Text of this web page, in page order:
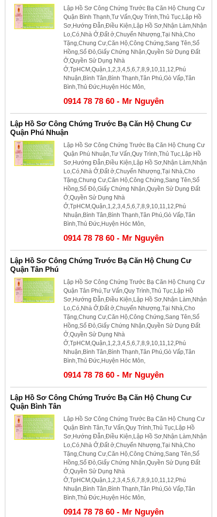
Lập Hồ Sơ Công Chứng Trước Bạ Căn Hộ Chung Cư
Quận Bình Thạnh,Tư Vấn,Quy Trình,Thủ Tục,Lập Hồ
Sơ,Hướng Đẫn,Điều Kiện,Lập Hồ Sơ,Nhận Làm,Nhận
Lo,Có,Nhà Ở,Đất ở,Chuyển Nhượng,Tại Nhà,Cho
Tặng,Chung Cư,Căn Hộ,Công Chứng,Sang Tên,Sổ
Hồng,Sổ Đỏ,Giấy Chứng Nhận,Quyền Sử Dụng Đất
Ở,Quyền Sử Dụng Nhà
Ở,TpHCM,Quận,1,2,3,4,5,6,7,8,9,10,11,12,Phú
Nhuận,Bình Tân,Bình Thạnh,Tân Phú,Gò Vấp,Tân
Bình,Thủ Đức,Huyện Hóc Môn,
0914 78 78 60 - Mr Nguyên
Lập Hồ Sơ Công Chứng Trước Bạ Căn Hộ Chung Cư
Quận Phú Nhuận
Lập Hồ Sơ Công Chứng Trước Bạ Căn Hộ Chung Cư
Quận Phú Nhuận,Tư Vấn,Quy Trình,Thủ Tục,Lập Hồ
Sơ,Hướng Đẫn,Điều Kiện,Lập Hồ Sơ,Nhận Làm,Nhận
Lo,Có,Nhà Ở,Đất ở,Chuyển Nhượng,Tại Nhà,Cho
Tặng,Chung Cư,Căn Hộ,Công Chứng,Sang Tên,Sổ
Hồng,Sổ Đỏ,Giấy Chứng Nhận,Quyền Sử Dụng Đất
Ở,Quyền Sử Dụng Nhà
Ở,TpHCM,Quận,1,2,3,4,5,6,7,8,9,10,11,12,Phú
Nhuận,Bình Tân,Bình Thạnh,Tân Phú,Gò Vấp,Tân
Bình,Thủ Đức,Huyện Hóc Môn,
0914 78 78 60 - Mr Nguyên
Lập Hồ Sơ Công Chứng Trước Bạ Căn Hộ Chung Cư
Quận Tân Phú
Lập Hồ Sơ Công Chứng Trước Bạ Căn Hộ Chung Cư
Quận Tân Phú,Tư Vấn,Quy Trình,Thủ Tục,Lập Hồ
Sơ,Hướng Đẫn,Điều Kiện,Lập Hồ Sơ,Nhận Làm,Nhận
Lo,Có,Nhà Ở,Đất ở,Chuyển Nhượng,Tại Nhà,Cho
Tặng,Chung Cư,Căn Hộ,Công Chứng,Sang Tên,Sổ
Hồng,Sổ Đỏ,Giấy Chứng Nhận,Quyền Sử Dụng Đất
Ở,Quyền Sử Dụng Nhà
Ở,TpHCM,Quận,1,2,3,4,5,6,7,8,9,10,11,12,Phú
Nhuận,Bình Tân,Bình Thạnh,Tân Phú,Gò Vấp,Tân
Bình,Thủ Đức,Huyện Hóc Môn,
0914 78 78 60 - Mr Nguyên
Lập Hồ Sơ Công Chứng Trước Bạ Căn Hộ Chung Cư
Quận Bình Tân
Lập Hồ Sơ Công Chứng Trước Bạ Căn Hộ Chung Cư
Quận Bình Tân,Tư Vấn,Quy Trình,Thủ Tục,Lập Hồ
Sơ,Hướng Đẫn,Điều Kiện,Lập Hồ Sơ,Nhận Làm,Nhận
Lo,Có,Nhà Ở,Đất ở,Chuyển Nhượng,Tại Nhà,Cho
Tặng,Chung Cư,Căn Hộ,Công Chứng,Sang Tên,Sổ
Hồng,Sổ Đỏ,Giấy Chứng Nhận,Quyền Sử Dụng Đất
Ở,Quyền Sử Dụng Nhà
Ở,TpHCM,Quận,1,2,3,4,5,6,7,8,9,10,11,12,Phú
Nhuận,Bình Tân,Bình Thạnh,Tân Phú,Gò Vấp,Tân
Bình,Thủ Đức,Huyện Hóc Môn,
0914 78 78 60 - Mr Nguyên